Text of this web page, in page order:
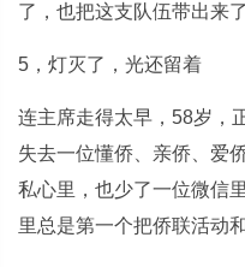
了，也把这支队伍带出来了
5，灯灭了，光还留着
连主席走得太早，58岁，
失去一位懂侨、亲侨、爱
私心里，也少了一位微信
里总是第一个把侨联活动